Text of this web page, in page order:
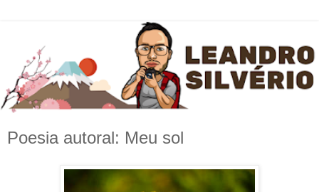
Poesia autoral: Meu sol